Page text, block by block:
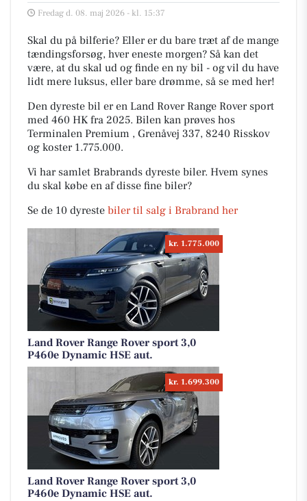
Fredag d. 08. maj 2026 - kl. 15:37
Skal du på bilferie? Eller er du bare træt af de mange
tændingsforsøg, hver eneste morgen? Så kan det
være, at du skal ud og finde en ny bil - og vil du have
lidt mere luksus, eller bare drømme, så se med her!
Den dyreste bil er en Land Rover Range Rover sport
med 460 HK fra 2025. Bilen kan prøves hos
Terminalen Premium , Grenåvej 337, 8240 Risskov
og koster 1.775.000.
Vi har samlet Brabrands dyreste biler. Hvem synes
du skal købe en af disse fine biler?
Se de 10 dyreste biler til salg i Brabrand her
kr. 1.775.000
Land Rover Range Rover sport 3,0
P460e Dynamic HSE aut.
kr. 1.699.300
Land Rover Range Rover sport 3,0
P460e Dynamic HSE aut.